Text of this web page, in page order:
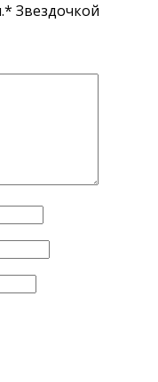
Звездочкой